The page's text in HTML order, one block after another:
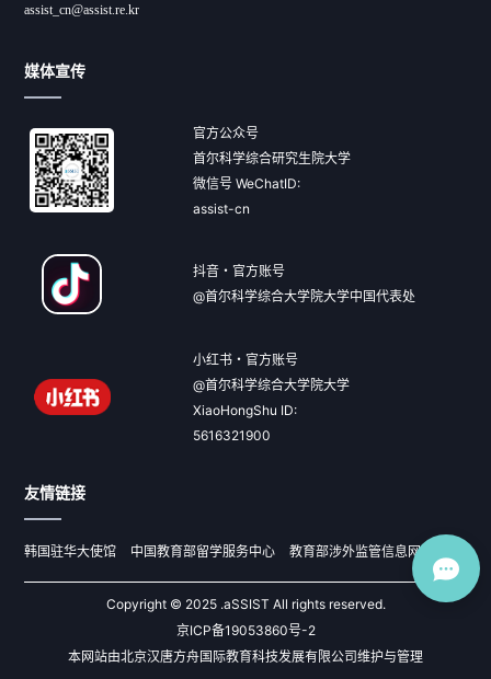
assist_cn@assist.re.kr
媒体宣传
官方公众号
首尔科学综合研究生院大学
微信号 WeChatID:
assist-cn
抖音・官方账号
@首尔科学综合大学院大学中国代表处
小红书・官方账号
@首尔科学综合大学院大学
XiaoHongShu ID:
5616321900
友情链接
韩国驻华大使馆 中国教育部留学服务中心 教育部涉外监管信息网
Copyright © 2025 .aSSIST All rights reserved.
京ICP备19053860号-2
本网站由北京汉唐方舟国际教育科技发展有限公司维护与管理